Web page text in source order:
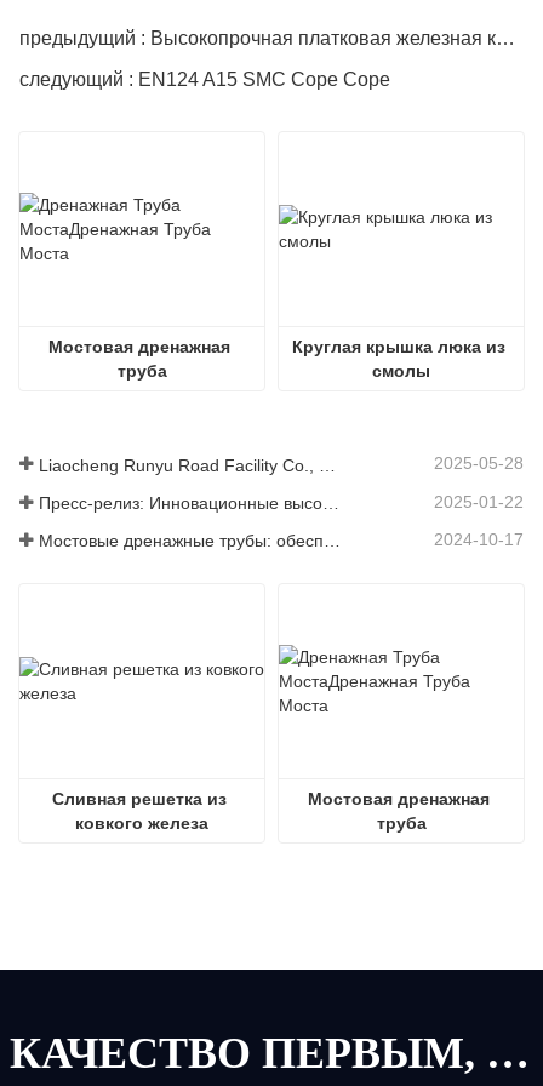
предыдущий : Высокопрочная платковая железная крышка
следующий : EN124 A15 SMC Cope Cope
Мостовая дренажная
труба
Круглая крышка люка из
смолы
2025-05-28
2025-01-22
Мостовые дренажные трубы: обеспечение эффективного управления водными ресурсами в современной инфраструктуре 2024-10-17
Сливная решетка из
ковкого железа
Мостовая дренажная
труба
КАЧЕСТВО ПЕРВЫМ, СЕРВИС ПЕРВЫМ